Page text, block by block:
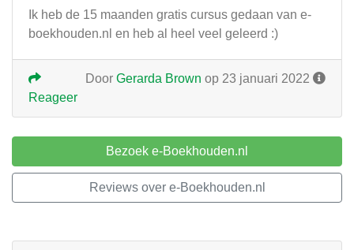
Ik heb de 15 maanden gratis cursus gedaan van e-
boekhouden.nl en heb al heel veel geleerd :)
Door Gerarda Brown op 23 januari 2022
Reageer
Bezoek e-Boekhouden.nl
Reviews over e-Boekhouden.nl